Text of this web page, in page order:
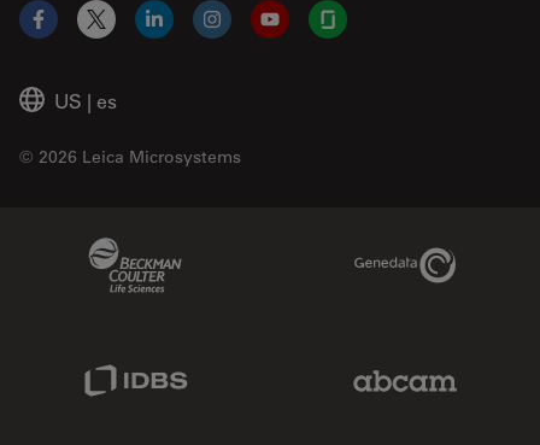
US | es
© 2026 Leica Microsystems
Facebook
X LinkedInInstagramYouTubeGlassdoor
Genedata Link